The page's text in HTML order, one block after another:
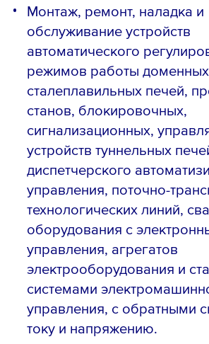
Монтаж, ремонт, наладка и
обслуживание устройств
автоматического
режимов работы
сталеплавильных печей,
станов, блокировочных,
сигнализационных,
устройств туннельных
диспетчерского
управления, поточно-
технологических линий,
оборудования с
управления, агрегатов
электрооборудования и
системами
управления, с обратными
току и напряжению.